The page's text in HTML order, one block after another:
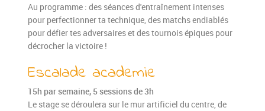
Au programme : des séances d'entraînement intenses
pour perfectionner ta technique, des matchs endiablés
pour défier tes adversaires et des tournois épiques pour
décrocher la victoire !
Escalade academie
15h par semaine, 5 sessions de 3h
Le stage se déroulera sur le mur artificiel du centre, de